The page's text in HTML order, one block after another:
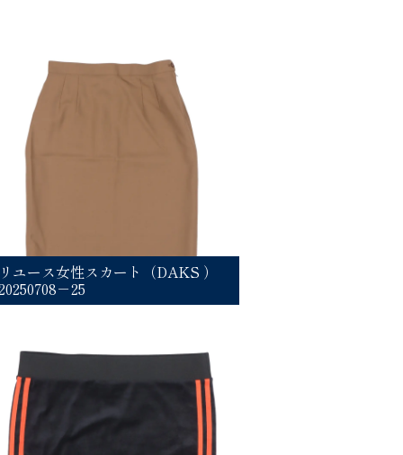
リユース女性スカート（DAKS ）
－25